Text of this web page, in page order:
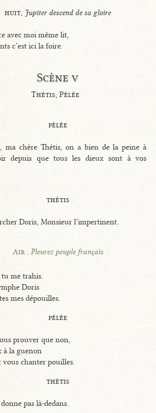
huit, Jupiter descend de sa gloire
avec moi même lit,
c’est ici la foire.
Scène v
Thétis, Pélée
pélée
ma chère Thétis, on a bien de la peine à
depuis que tous les dieux sont à vos
thétis
Doris, Monsieur l’impertinent.
Air : Pleurez peuple français
me trahis.
Doris
mes dépouilles.
pélée
prouver que non,
à la guenon
vous chanter pouilles.
thétis
pas là-dedans.